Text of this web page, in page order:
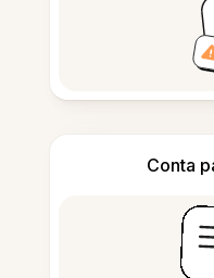
Conta